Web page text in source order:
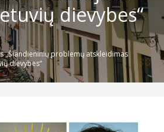
dievybes“
„Šiandieninių problemų atskleidimas
dievybes“